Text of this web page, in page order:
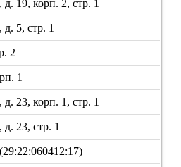
19, корп. 2, стр. 1
5, стр. 1
2
1
23, корп. 1, стр. 1
23, стр. 1